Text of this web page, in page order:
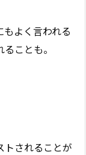
よく言われる
ことも。
トされることが